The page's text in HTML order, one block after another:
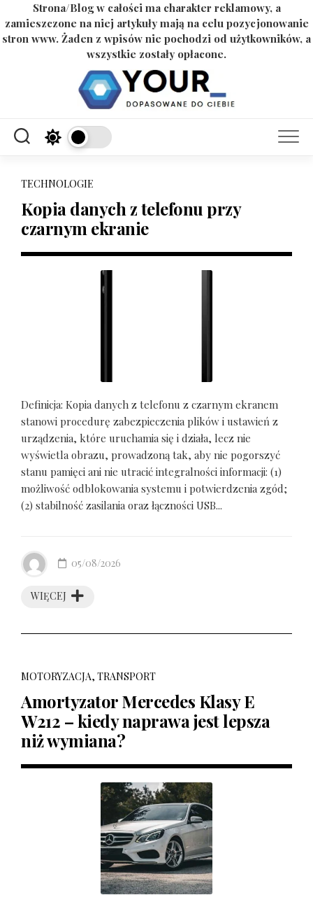
Strona/Blog w całości ma charakter reklamowy, a
zamieszczone na niej artykuły mają na celu pozycjonowanie
stron www. Żaden z wpisów nie pochodzi od użytkowników, a
wszystkie zostały opłacone.
TECHNOLOGIE
Kopia danych z telefonu przy
czarnym ekranie
Definicja: Kopia danych z telefonu z czarnym ekranem
stanowi procedurę zabezpieczenia plików i ustawień z
urządzenia, które uruchamia się i działa, lecz nie
wyświetla obrazu, prowadzoną tak, aby nie pogorszyć
stanu pamięci ani nie utracić integralności informacji: (1)
możliwość odblokowania systemu i potwierdzenia zgód;
(2) stabilność zasilania oraz łączności USB...
WIĘCEJ
05/08/2026
MOTORYZACJA, TRANSPORT
Amortyzator Mercedes Klasy E
W212 – kiedy naprawa jest lepsza
niż wymiana?